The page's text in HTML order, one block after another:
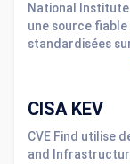
National
une source
standardisées
CISA KEV
CVE Find utilise
and